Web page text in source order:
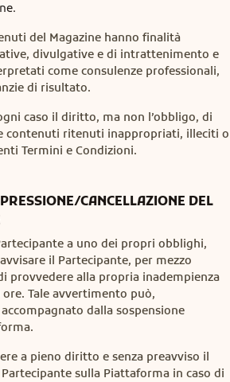
del Magazine hanno finalità
divulgative e di intrattenimento e
come consulenze professionali,
di risultato.
caso il diritto, ma non l’obbligo, di
contenuti ritenuti inappropriati, illeciti o
Termini e Condizioni.
CANCELLAZIONE DEL
a uno dei propri obblighi,
il Partecipante, per mezzo
provvedere alla propria inadempienza
Tale avvertimento può,
dalla sospensione
a pieno diritto e senza preavviso il
sulla Piattaforma in caso di